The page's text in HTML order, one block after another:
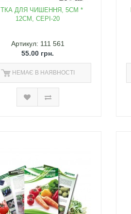
ДЛЯ ЧИШЕННЯ, 5СМ *
12СМ, CEPI-20
Артикул: 111 561
55.00 грн.
НЕМАЄ В НАЯВНОСТІ